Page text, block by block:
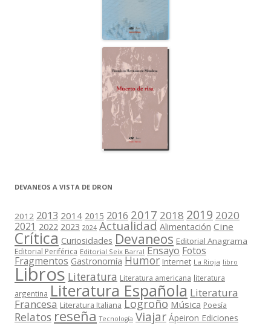
DEVANEOS A VISTA DE DRON
2012 2013 2014 2015 2016 2017 2018 2019 2020
2021 2022 2023 2024 Actualidad Alimentación Cine
Crítica Curiosidades Devaneos Editorial Anagrama
Editorial Periférica Editorial Seix Barral Ensayo Fotos
Fragmentos Gastronomía Humor Internet La Rioja libro
Libros Literatura Literatura americana literatura
argentina Literatura Española Literatura
Francesa Literatura Italiana Logroño Música Poesía
Relatos reseña Tecnología Viajar Ápeiron Ediciones